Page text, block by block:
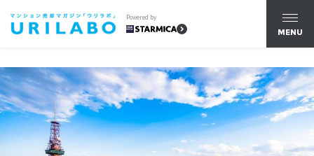
Powered by
MENU